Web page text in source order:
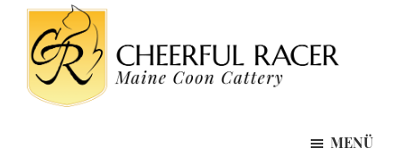
Zum
Inhalt
springen
Seitenspalte
springen
Fußzeile
springen
MENÜ